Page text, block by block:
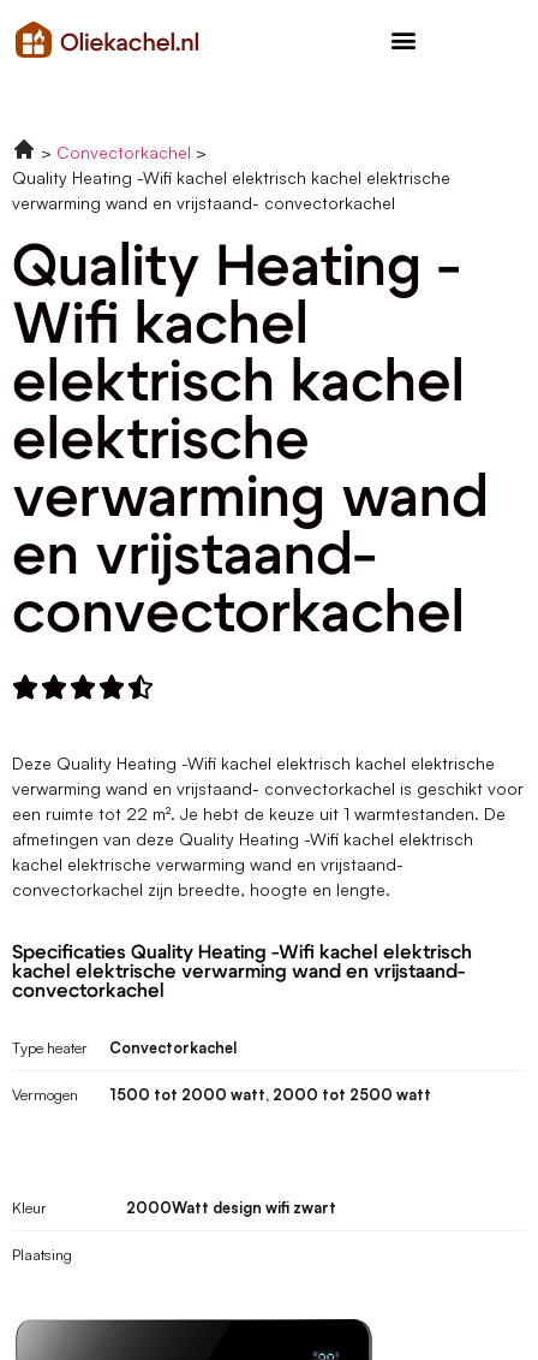
Convectorkachel
Quality Heating -Wifi kachel elektrisch kachel elektrische
verwarming wand en vrijstaand- convectorkachel
Quality Heating -
Wifi kachel
elektrisch kachel
elektrische
verwarming wand
en vrijstaand-
convectorkachel

Deze Quality Heating -Wifi kachel elektrisch kachel elektrische
verwarming wand en vrijstaand- convectorkachel is geschikt voor
een ruimte tot 22 m². Je hebt de keuze uit 1 warmtestanden. De
afmetingen van deze Quality Heating -Wifi kachel elektrisch
kachel elektrische verwarming wand en vrijstaand-
convectorkachel zijn breedte, hoogte en lengte.
Specificaties Quality Heating -Wifi kachel elektrisch
kachel elektrische verwarming wand en vrijstaand-
convectorkachel
Type heater Convectorkachel
Vermogen 1500 tot 2000 watt, 2000 tot 2500 watt
Kleur 2000Watt design wifi zwart
Plaatsing